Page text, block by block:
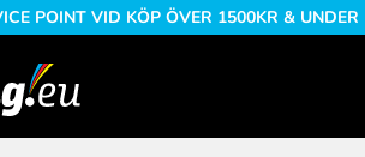
POINT VID KÖP ÖVER 1500KR & UNDER